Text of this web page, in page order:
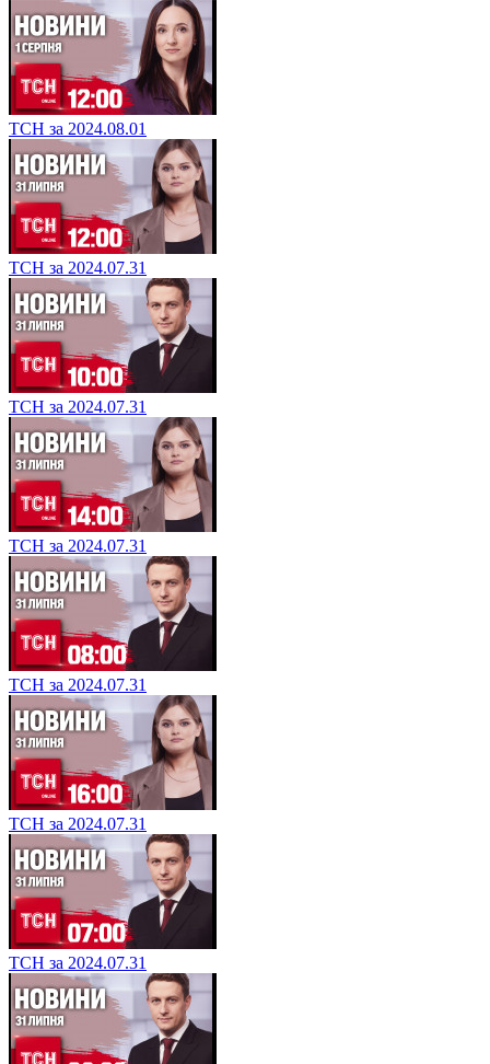
ТСН за 2024.08.01
ТСН за 2024.07.31
ТСН за 2024.07.31
ТСН за 2024.07.31
ТСН за 2024.07.31
ТСН за 2024.07.31
ТСН за 2024.07.31